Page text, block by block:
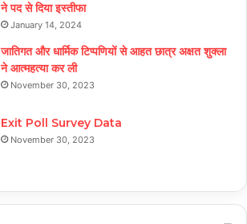
ने पद से दिया इस्तीफा
January 14, 2024
जातिगत और धार्मिक टिप्पणियों से आहत छात्र अक्षत शुक्ला
ने आत्महत्या कर ली
November 30, 2023
Exit Poll Survey Data
November 30, 2023